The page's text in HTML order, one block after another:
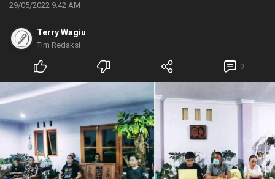
29/05/2022 9:42 AM
Terry Wagiu
Tim Redaksi
0